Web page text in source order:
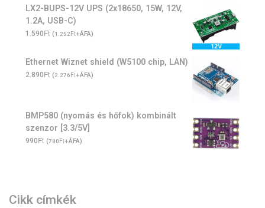
LX2-BUPS-12V UPS (2x18650, 15W, 12V,
1.2A, USB-C)
1.590Ft (1.252Ft+ÁFA)
Ethernet Wiznet shield (W5100 chip, LAN)
2.890Ft (2.276Ft+ÁFA)
BMP580 (nyomás és hőfok) kombinált
szenzor [3.3/5V]
990Ft (780Ft+ÁFA)
Cikk címkék